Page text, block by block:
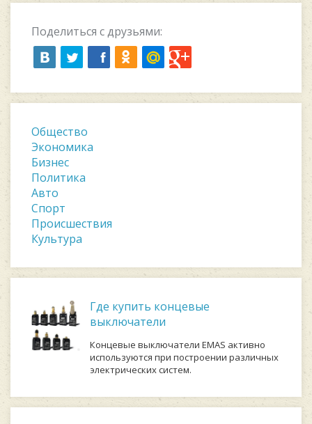
Поделиться с друзьями:
Общество
Экономика
Бизнес
Политика
Авто
Спорт
Происшествия
Культура
Где купить концевые
выключатели
Концевые выключатели EMAS активно
используются при построении различных
электрических систем.